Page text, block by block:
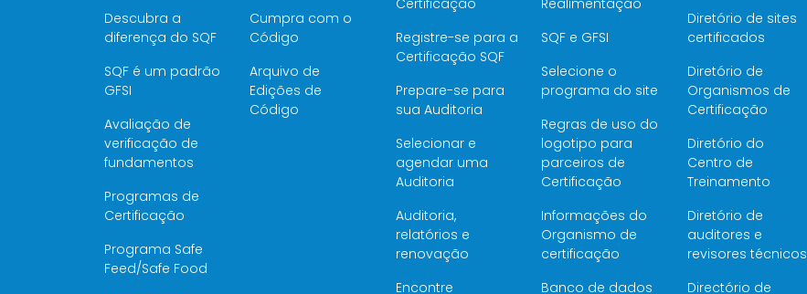
Descubra a
diferença do SQF
SQF é um padrão
GFSI
Avaliação de
verificação de
fundamentos
Programas de
Certificação
Programa Safe
Feed/Safe Food
Cumpra com o
Código
Arquivo de
Edições de
Código
Certificação
Registre-se para a
Certificação SQF
Prepare-se para
sua Auditoria
Selecionar e
agendar uma
Auditoria
Auditoria,
relatórios e
renovação
Encontre
Realimentação
SQF e GFSI
Selecione o
programa do site
Regras de uso do
logotipo para
parceiros de
Certificação
Informações do
Organismo de
certificação
Banco de dados
Diretório de sites
certificados
Diretório de
Organismos de
Certificação
Diretório do
Centro de
Treinamento
Diretório de
auditores e
revisores técnicos
Directório de